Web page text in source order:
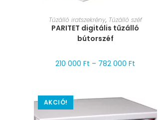
MÉRET VÁLASZTÁSA
Tűzálló iratszekrény, Tűzálló széf
PARITET digitális tűzálló
bútorszéf
210 000Ft – 782 000Ft
AKCIÓ!